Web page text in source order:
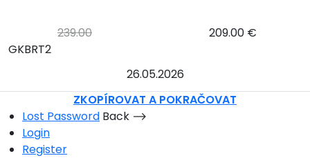
239.00
209.00 €
GKBRT2
26.05.2026
ZKOPÍROVAT A POKRAČOVAT
Lost Password Back ⟶
Login
Register